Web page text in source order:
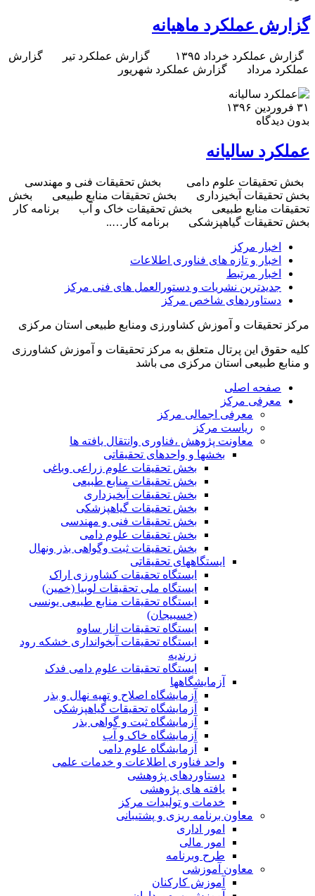
گزارش عملکرد ماهیانه
گزارش عملکرد خرداد ۱۳۹۵ گزارش عملکرد تیر گزارش
عملکرد مرداد گزارش عملکرد شهریور
۳۱ فروردین ۱۳۹۶
بدون دیدگاه
عملکرد سالیانه
بخش تحقیقات علوم دامی بخش تحقیقات فنی و مهندسی
بخش تحقیقات آبخیزداری بخش تحقیقات منابع طبیعی بخش
تحقیقات منابع طبیعی بخش تحقیقات خاک و آب برنامه کار
بخش تحقیقات گیاهپزشکی برنامه کار…..
اخبار مرکز
اخبار و تازه های فناوری اطلاعات
اخبار مرتبط
جدیدترین نشریات و دستورالعمل های فنی مرکز
دستاوردهای شاخص مرکز
مرکز تحقیقات و آموزش کشاورزی ومنابع طبیعی استان مرکزی
کلیه حقوق این پرتال متعلق به مرکز تحقیقات و آموزش کشاورزی
و منابع طبیعی استان مرکزی می باشد
صفحه اصلی
معرفی مرکز
معرفی اجمالی مرکز
ریاست مرکز
معاونت پژوهش ،فناوری وانتقال یافته ها
بخشها و واحدهای تحقیقاتی
بخش تحقیقات علوم زراعی وباغی
بخش تحقیقات منابع طبیعی
بخش تحقیقات آبخیزداری
بخش تحقیقات گیاهپزشکی
بخش تحقیقات فنی و مهندسی
بخش تحقیقات علوم دامی
بخش تحقیقات ثبت وگواهی بذر ونهال
ایستگاههای تحقیقاتی
ایستگاه تحقیقات کشاورزی اراک
ایستگاه ملی تحقیقات لوبیا (خمین)
ایستگاه تحقیقات منابع طبیعی یونسی
(خسبیجان)
ایستگاه تحقیقات انار ساوه
ایستگاه تحقیقات آبخوانداری خشکه رود
زرندیه
ایستگاه تحقیقات علوم دامی فدک
آزمایشگاهها
آزمایشگاه اصلاح و تهیه نهال و بذر
آزمایشگاه تحقیقات گیاهپزشکی
آزمایشگاه ثبت و گواهی بذر
آزمایشگاه خاک و آب
آزمایشگاه علوم دامی
واحد فناوری اطلاعات و خدمات علمی
دستاوردهای پژوهشی
یافته های پژوهشی
خدمات و تولیدات مرکز
معاون برنامه ریزی و پشتیبانی
امور اداری
امور مالی
طرح وبرنامه
معاون آموزشی
آموزش کارکنان